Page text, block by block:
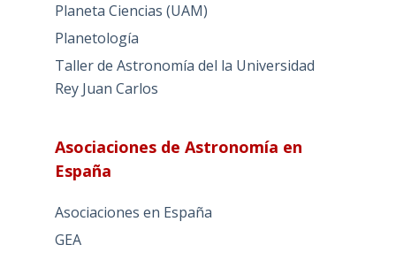
Planeta Ciencias (UAM)
Planetología
Taller de Astronomía del la Universidad
Rey Juan Carlos
Asociaciones de Astronomía en
España
Asociaciones en España
GEA